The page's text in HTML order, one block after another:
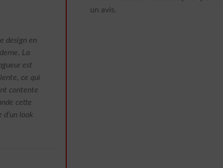
design en
La
est
ce qui
contente
cette
d’un look
un avis.